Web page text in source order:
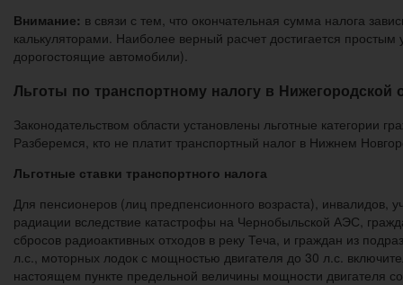
Внимание: в связи с тем, что окончательная сумма налога
калькуляторами. Наиболее верный расчет достигается
дорогостоящие автомобили).
Льготы по транспортному налогу в Нижегородской
Законодательством области установлены льготные категории
Разберемся, кто не платит транспортный налог в Нижнем
Льготные ставки транспортного налога
Для пенсионеров (лиц предпенсионного возраста), инвалидов,
радиации вследствие катастрофы на Чернобыльской АЭС,
сбросов радиоактивных отходов в реку Теча, и граждан из
л.с., моторных лодок с мощностью двигателя до 30 л.с.
настоящем пункте предельной величины мощности двигателя